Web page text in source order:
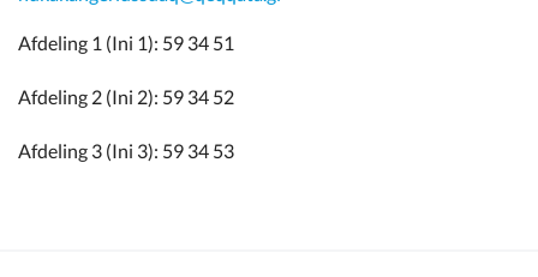
Afdeling 1 (Ini 1): 59 34 51
Afdeling 2 (Ini 2): 59 34 52
Afdeling 3 (Ini 3): 59 34 53